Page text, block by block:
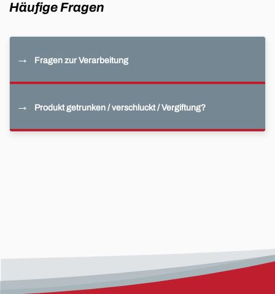
Häufige Fragen
Fragen zur Verarbeitung
Produkt getrunken / verschluckt / Vergiftung?